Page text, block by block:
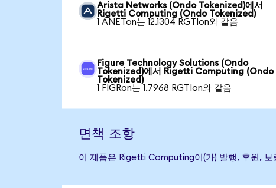
Arista Networks (Ondo Tokenized)에서
Rigetti Computing (Ondo Tokenized)
1 ANETon는 12.1304 RGTIon와 같음
Figure Technology Solutions (Ondo
Tokenized)에서 Rigetti Computing (Ondo
Tokenized)
1 FIGRon는 1.7968 RGTIon와 같음
면책 조항
이 제품은 Rigetti Computing이(가) 발행, 후원,